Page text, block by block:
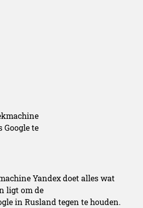
Yandex doet alles wat
ligt om de
in Rusland tegen te houden.